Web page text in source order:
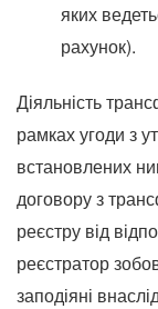
яких
рахунок).
Діяльність
рамках угоди з
встановлених
договору з
реєстру від
реєстратор
заподіяні